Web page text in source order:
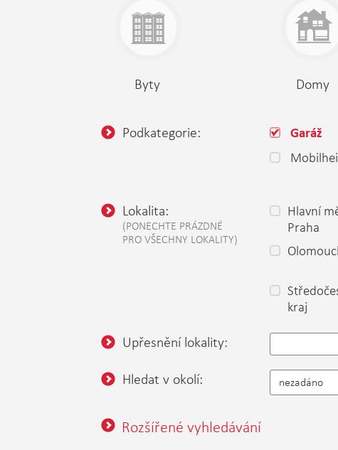
Byty Domy
Podkategorie: Garáž
Lokalita:
(PONECHTE PRÁZDNÉ
PRO VŠECHNY LOKALITY)
Hlavní
Praha
kraj
Upřesnění lokality:
Hledat v okolí: nezadáno
Rozšířené vyhledávání